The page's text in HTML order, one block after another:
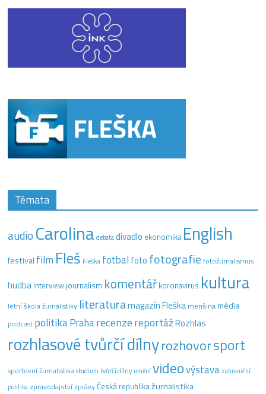
Témata
audio Carolina debata divadlo ekonomika English
festival film Fleš Fleška fotbal foto fotografie fotožurnalismus
hudba interview journalism komentář koronavirus kultura
letní škola žurnalistiky literaturamagazín Fleška menšinamédia
podcast politikaPraharecenzereportážRozhlas
rozhlasové tvůrčí dílnyrozhovorsport
sportovní žurnalistika studium tvůrčí dílny uměnívideovýstava zahraniční
politika zpravodajstvízprávyČeská republikažurnalistika